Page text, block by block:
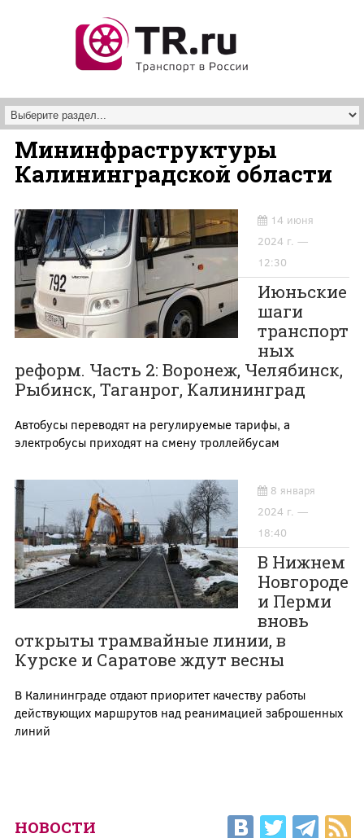
Мининфраструктуры
Калининградской области
14 июня
2024 г. —
12:30
Июньские
шаги
транспорт
ных
реформ. Часть 2: Воронеж, Челябинск,
Рыбинск, Таганрог, Калининград
Автобусы переводят на регулируемые тарифы, а
электробусы приходят на смену троллейбусам
8 января
2024 г. —
18:40
В Нижнем
Новгороде
и Перми
вновь
открыты трамвайные линии, в
Курске и Саратове ждут весны
В Калининграде отдают приоритет качеству работы
действующих маршрутов над реанимацией заброшенных
линий
НОВОСТИ